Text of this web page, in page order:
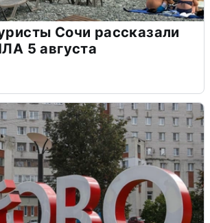
Сочи рассказали
5 августа